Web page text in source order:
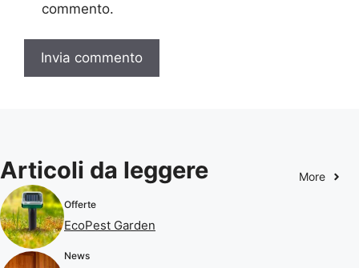
commento.
Articoli da leggere More
Offerte
EcoPest Garden
News